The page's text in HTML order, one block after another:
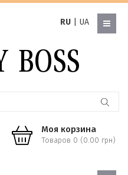
RU| UA
Моя корзина
Товаров 0 (0.00 грн)